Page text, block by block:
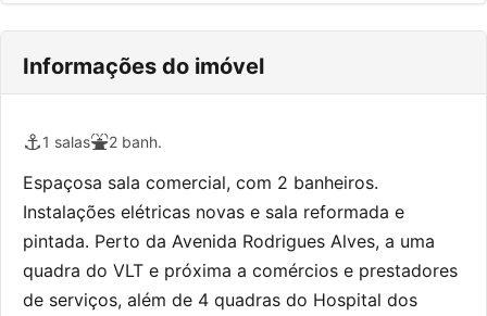
Informações do imóvel
⚓1 salas⛲2 banh.
Espaçosa sala comercial, com 2 banheiros.
Instalações elétricas novas e sala reformada e
pintada. Perto da Avenida Rodrigues Alves, a uma
quadra do VLT e próxima a comércios e prestadores
de serviços, além de 4 quadras do Hospital dos